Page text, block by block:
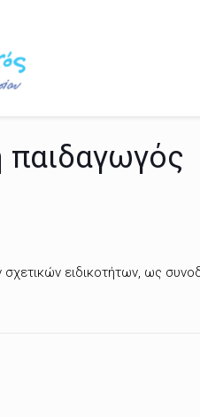
παιδαγωγός
σχετικών ειδικοτήτων, ως